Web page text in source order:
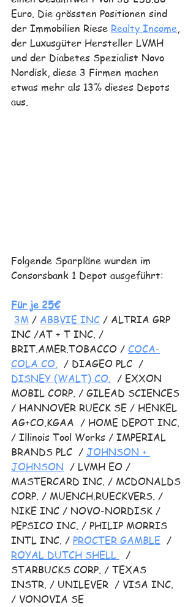
Euro. Die grössten Positionen sind
der Immobilien Riese Realty Income,
der Luxusgüter Hersteller LVMH
und der Diabetes Spezialist Novo
Nordisk, diese 3 Firmen machen
etwas mehr als 13% dieses Depots
aus.
Folgende Sparpläne wurden im
Consorsbank 1 Depot ausgeführt:
Für je 25€
3M / ABBVIE INC / ALTRIA GRP
INC /AT + T INC. /
BRIT.AMER.TOBACCO / COCA-
COLA CO. / DIAGEO PLC  /
DISNEY (WALT) CO. / EXXON
MOBIL CORP. / GILEAD SCIENCES
/ HANNOVER RUECK SE / HENKEL
AG+CO.KGAA  / HOME DEPOT INC.
/ Illinois Tool Works / IMPERIAL
BRANDS PLC  / JOHNSON +
JOHNSON / LVMH EO /
MASTERCARD INC. / MCDONALDS
CORP. / MUENCH.RUECKVERS. /
NIKE INC / NOVO-NORDISK /
PEPSICO INC. / PHILIP MORRIS
INTL INC. / PROCTER GAMBLE /
ROYAL DUTCH SHELL
/
STARBUCKS CORP. / TEXAS
INSTR. / UNILEVER  / VISA INC.
/ VONOVIA SE